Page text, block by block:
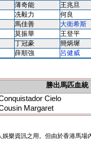
薄奇能 王兆旦
冼毅力 何良
馬佳善 大衛希斯
莫振華 王登平
丁冠豪 簡炳墀
薛順強
呂健威
勝出馬匹血統
Cielo
Margaret
樂資訊之用。但由於香港馬